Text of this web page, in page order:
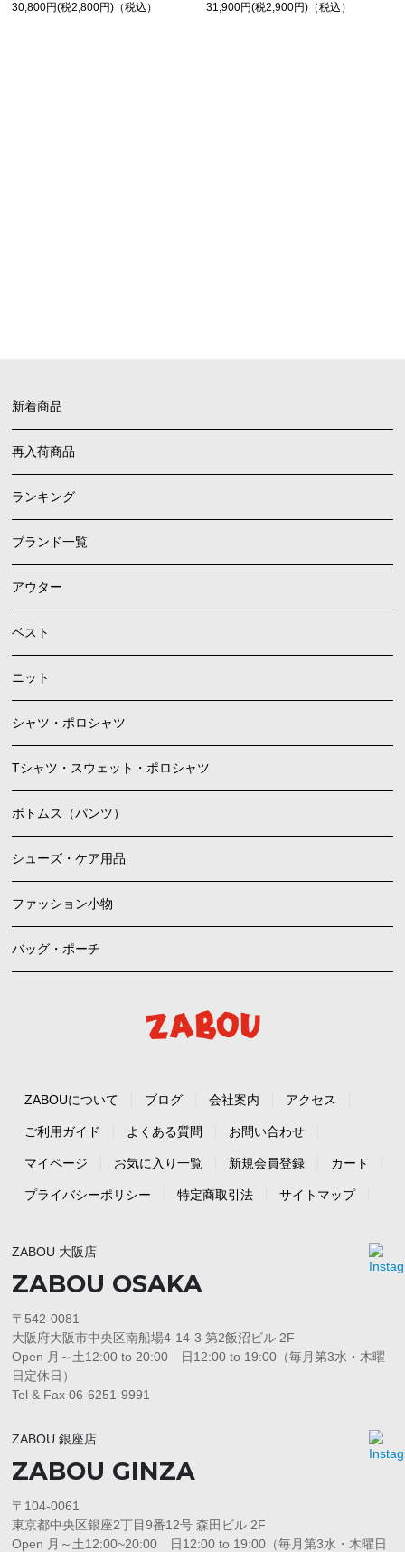
30,800円(税2,800円)（税込）
31,900円(税2,900円)（税込）
新着商品
再入荷商品
ランキング
ブランド一覧
アウター
ベスト
ニット
シャツ・ポロシャツ
Tシャツ・スウェット・ポロシャツ
ボトムス（パンツ）
シューズ・ケア用品
ファッション小物
バッグ・ポーチ
ZABOUについて ブログ 会社案内 アクセス
ご利用ガイド よくある質問 お問い合わせ
マイページ お気に入り一覧 新規会員登録 カート
プライバシーポリシー 特定商取引法 サイトマップ
ZABOU 大阪店
ZABOU OSAKA
〒542-0081
大阪府大阪市中央区南船場4-14-3 第2飯沼ビル 2F
Open 月～土12:00 to 20:00 日12:00 to 19:00（毎月第3水・木曜
日定休日）
Tel & Fax 06-6251-9991
ZABOU 銀座店
ZABOU GINZA
〒104-0061
東京都中央区銀座2丁目9番12号 森田ビル 2F
Open 月～土12:00~20:00 日12:00 to 19:00（毎月第3水・木曜日